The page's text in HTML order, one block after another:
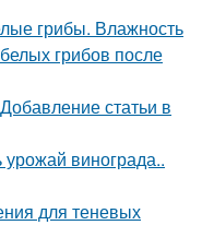
грибы. Влажность
грибов после
статьи в
винограда..
для теневых